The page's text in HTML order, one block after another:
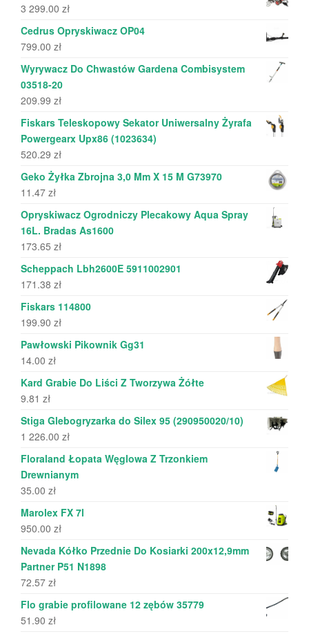
3 299.00 zł
Cedrus Opryskiwacz OP04
799.00 zł
Wyrywacz Do Chwastów Gardena Combisystem
03518-20
209.99 zł
Fiskars Teleskopowy Sekator Uniwersalny Żyrafa
Powergearx Upx86 (1023634)
520.29 zł
Geko Żyłka Zbrojna 3,0 Mm X 15 M G73970
11.47 zł
Opryskiwacz Ogrodniczy Plecakowy Aqua Spray
16L. Bradas As1600
173.65 zł
Scheppach Lbh2600E 5911002901
171.38 zł
Fiskars 114800
199.90 zł
Pawłowski Pikownik Gg31
14.00 zł
Kard Grabie Do Liści Z Tworzywa Żółte
9.81 zł
Stiga Glebogryzarka do Silex 95 (290950020/10)
1 226.00 zł
Floraland Łopata Węglowa Z Trzonkiem
Drewnianym
35.00 zł
Marolex FX 7l
950.00 zł
Nevada Kółko Przednie Do Kosiarki 200x12,9mm
Partner P51 N1898
72.57 zł
Flo grabie profilowane 12 zębów 35779
51.90 zł